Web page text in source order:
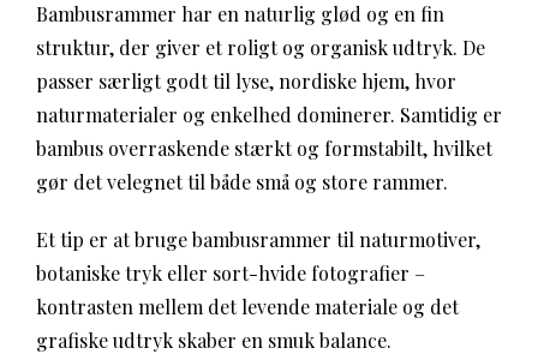
Bambusrammer har en naturlig glød og en fin
struktur, der giver et roligt og organisk udtryk. De
passer særligt godt til lyse, nordiske hjem, hvor
naturmaterialer og enkelhed dominerer. Samtidig er
bambus overraskende stærkt og formstabilt, hvilket
gør det velegnet til både små og store rammer.
Et tip er at bruge bambusrammer til naturmotiver,
botaniske tryk eller sort-hvide fotografier –
kontrasten mellem det levende materiale og det
grafiske udtryk skaber en smuk balance.